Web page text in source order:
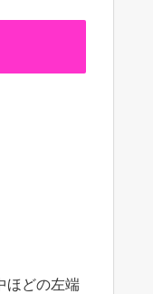
ほどの左端